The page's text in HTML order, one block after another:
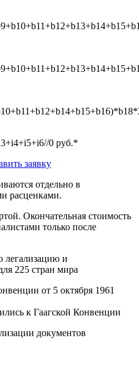
0 руб.*
заявку
отдельно в
расценками.
Окончательная стоимость
только после
легализацию и
225 стран мира
от 5 октября 1961
к Гаагской Конвенции
документов